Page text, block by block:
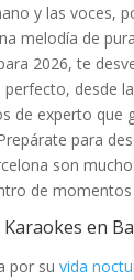
y las voces,
melodía de
2026, te
desde
de experto que
para
son
de momentos
Karaokes en
por su vida